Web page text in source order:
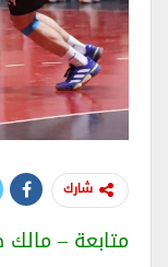
شارك
​متابعة – مالك